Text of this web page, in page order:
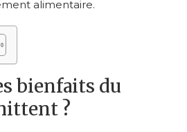
alimentaire.
bienfaits du
?